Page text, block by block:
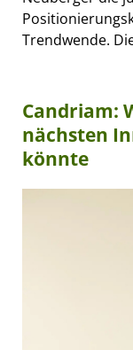
Trendwende.
Candriam:
nächsten
könnte